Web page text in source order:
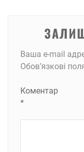
Ваша e-mail
Обов’язкові
Коментар
*